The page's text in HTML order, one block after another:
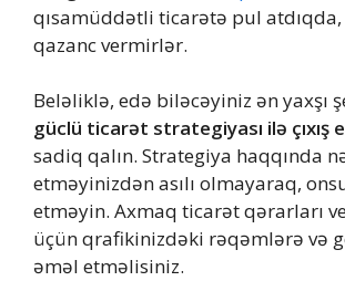
qısamüddətli ticarətə pul
qazanc vermirlər.
Beləliklə, edə biləcəyiniz ən yaxşı
güclü ticarət strategiyası ilə çıxış
sadiq qalın. Strategiya haqqında
etməyinizdən asılı olmayaraq,
etməyin. Axmaq ticarət qərarları
üçün qrafikinizdəki rəqəmlərə və
əməl etməlisiniz.